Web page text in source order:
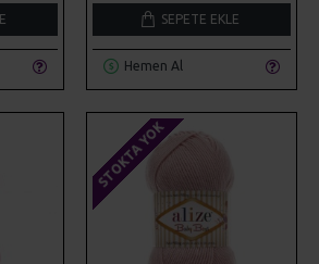
SEPETE EKLE
Hemen Al
STOKTA YOK